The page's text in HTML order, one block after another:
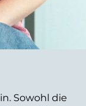
Sowohl die